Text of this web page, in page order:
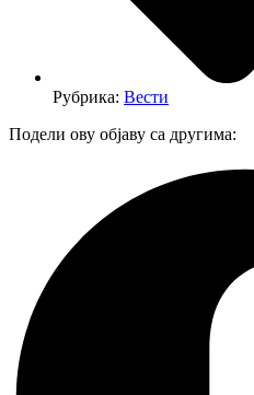
Рубрика: Вести
Подели ову објаву са другима: